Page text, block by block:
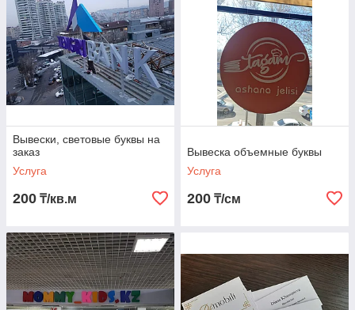
при постоянном
воздействии
атмосферных осадков,
что делает их наиболее
подходящими для
длительного
использования в
наружной рекламе.
буквы достаточно
подсветку, что сделает их более яркими и
запоминающимися. Объемные светящиеся буквы станут
отличным дополнением в наружной рекламе вашего
бизнеса. Что, в свою очередь, повысит узнаваемость
компании на рынке, создаст положительный имидж и
Вывески, световые буквы на
заказ
Услуга
200 ₸/кв.м
Вывеска объемные буквы
Услуга
200 ₸/см